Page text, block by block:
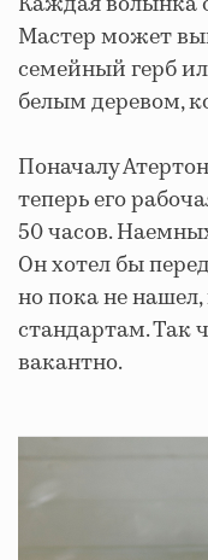
Мастер может
семейный герб
белым деревом,
Поначалу
теперь его
50 часов.
Он хотел бы
но пока не нашел,
стандартам. Так
вакантно.